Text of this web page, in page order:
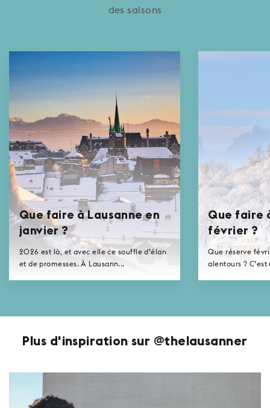
des saisons
Que faire à Lausanne en
janvier ?
2026 est là, et avec elle ce souffle d’élan
et de promesses. À Lausann...
Que faire
février ?
Que réserve
alentours ?
Plus d'inspiration sur @thelausanner